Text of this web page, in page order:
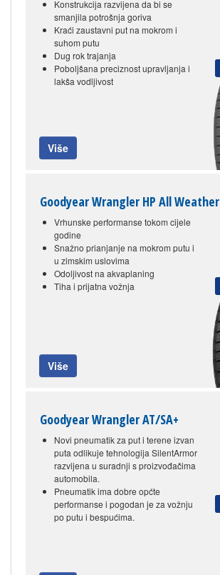
Konstrukcija razvijena da bi se
smanjila potrošnja goriva
Kraći zaustavni put na mokrom i
suhom putu
Dug rok trajanja
Poboljšana preciznost upravljanja i
lakša vodljivost
Više
Goodyear Wrangler HP All Weather
Vrhunske performanse tokom cijele
godine
Snažno prianjanje na mokrom putu i
u zimskim uslovima
Odoljivost na akvaplaning
Tiha i prijatna vožnja
Više
Goodyear Wrangler AT/SA+
Novi pneumatik za put i terene izvan
puta odlikuje tehnologija SilentArmor
razvijena u suradnji s proizvođačima
automobila.
Pneumatik ima dobre općte
performanse i pogodan je za vožnju
po putu i bespućima.